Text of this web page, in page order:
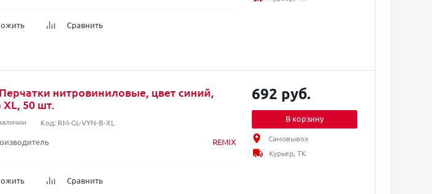
Сравнить
нитровиниловые, цвет синий,
50 шт.
Код: RM-GL-VYN-B-XL
REMIX
Сравнить
692 руб.
В корзину
Самовывоз
Курьер, ТК